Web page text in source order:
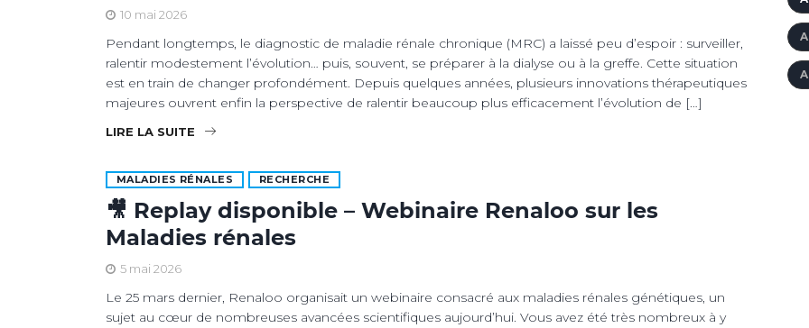
10 mai 2026
Pendant longtemps, le diagnostic de maladie rénale chronique (MRC) a laissé peu d’espoir : surveiller,
ralentir modestement l’évolution… puis, souvent, se préparer à la dialyse ou à la greffe. Cette situation
est en train de changer profondément. Depuis quelques années, plusieurs innovations thérapeutiques
majeures ouvrent enfin la perspective de ralentir beaucoup plus efficacement l’évolution de […]
LIRE LA SUITE
MALADIES RÉNALES RECHERCHE
🎥 Replay disponible – Webinaire Renaloo sur les
Maladies rénales
5 mai 2026
Le 25 mars dernier, Renaloo organisait un webinaire consacré aux maladies rénales génétiques, un
sujet au cœur de nombreuses avancées scientifiques aujourd’hui. Vous avez été très nombreux à y